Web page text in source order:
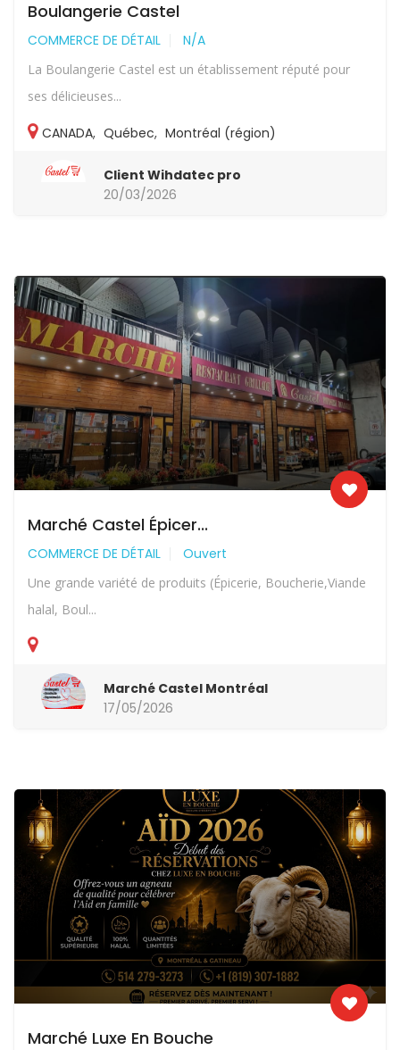
Boulangerie Castel
COMMERCE DE DÉTAIL N/A
La Boulangerie Castel est un établissement réputé pour
ses délicieuses...
CANADA, Québec, Montréal (région)
Client Wihdatec pro
20/03/2026
Marché Castel Épicer...
COMMERCE DE DÉTAIL Ouvert
Une grande variété de produits (Épicerie, Boucherie,Viande
halal, Boul...
Marché Castel Montréal
17/05/2026
Marché Luxe En Bouche